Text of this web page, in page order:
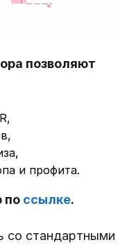
позволяют
и профита.
по ссылке.
со стандартными